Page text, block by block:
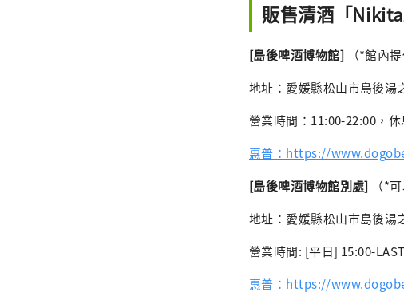
販售清酒「
[島後啤酒博物館] （*館內
地址：愛媛縣松山市島後湯
營業時間：11:00-22:00，
惠普：https://
[島後啤酒博物館別處] （*
地址：愛媛縣松山市島後湯
營業時間: [平日] 15:00-
惠普：https://